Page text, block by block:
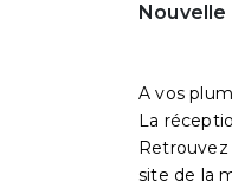
A vos
La
Retrouvez
site de la